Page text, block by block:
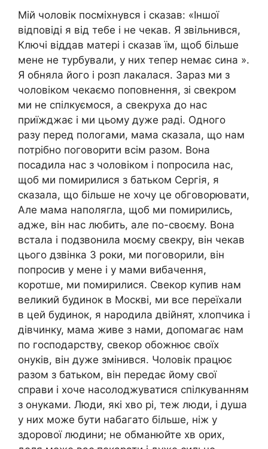
Мій чоловік посміхнувся і сказав: «Іншої
відповіді я від тебе і не чекав. Я звільнився,
Ключі віддав матері і сказав їм, щоб більше
мене не турбували, у них тепер немає сина ».
Я обняла його і розп лакалася. Зараз ми з
чоловіком чекаємо поповнення, зі свекром
ми не спілкуємося, а свекруха до нас
приїжджає і ми цьому дуже раді. Одного
разу перед пологами, мама сказала, що нам
потрібно поговорити всім разом. Вона
посадила нас з чоловіком і попросила нас,
щоб ми помирилися з батьком Сергія, я
сказала, що більше не хочу це обговорювати,
Але мама наполягла, щоб ми помирились,
адже, він нас любить, але по-своєму. Вона
встала і подзвонила моєму свекру, він чекав
цього дзвінка 3 роки, ми поговорили, він
попросив у мене і у мами вибачення,
коротше, ми помирилися. Свекор купив нам
великий будинок в Москві, ми все переїхали
в цей будинок, я народила двійнят, хлопчика і
дівчинку, мама живе з нами, допомагає нам
по господарству, свекор обожнює своїх
онуків, він дуже змінився. Чоловік працює
разом з батьком, він передає йому свої
справи і хоче насолоджуватися спілкуванням
з онуками. Люди, які хво рі, теж люди, і душа
у них може бути набагато більше, ніж у
здорової людини; не обманюйте хв орих,